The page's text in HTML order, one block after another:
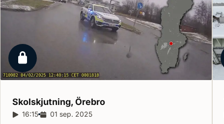
Låst reportage
Skolskjutning,Örebro
Reportagelängd:
16:15 Releasedatum:
01 sep. 2025